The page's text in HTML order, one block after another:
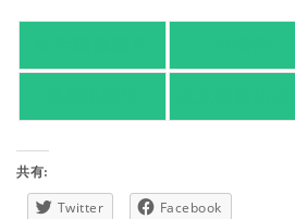
共有:
Twitter Facebook